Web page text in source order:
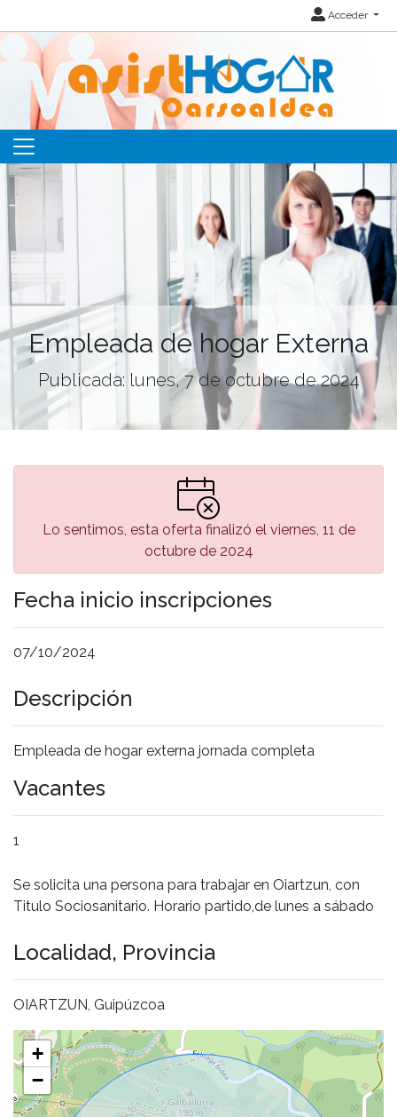
Acceder
Empleada de hogar Externa
Publicada: lunes, 7 de octubre de 2024
Lo sentimos, esta oferta finalizó el viernes, 11 de
octubre de 2024
Fecha inicio inscripciones
07/10/2024
Descripción
Empleada de hogar externa jornada completa
Vacantes
1
Se solicita una persona para trabajar en Oiartzun, con
Titulo Sociosanitario. Horario partido,de lunes a sábado
Localidad, Provincia
OIARTZUN, Guipúzcoa
+
−